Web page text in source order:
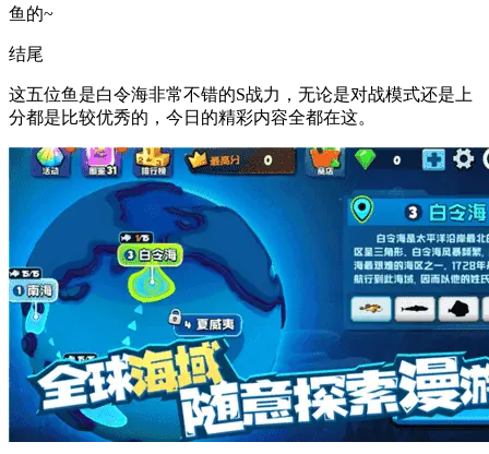
鱼的~
结尾
这五位鱼是白令海非常不错的S战力，无论是对战模式还是上
分都是比较优秀的，今日的精彩内容全都在这。